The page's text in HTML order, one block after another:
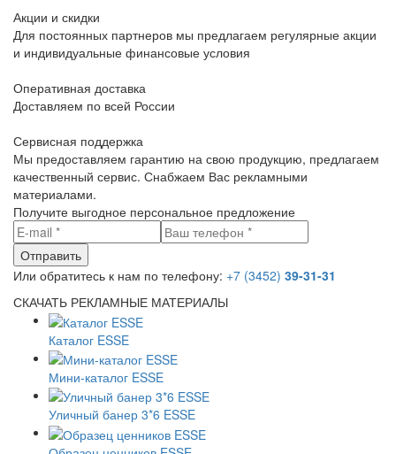
Акции и скидки
Для постоянных партнеров мы предлагаем регулярные акции
и индивидуальные финансовые условия
Оперативная доставка
Доставляем по всей России
Сервисная поддержка
Мы предоставляем гарантию на свою продукцию, предлагаем
качественный сервис. Снабжаем Вас рекламными
материалами.
Получите выгодное персональное предложение
Или обратитесь к нам по телефону: +7 (3452) 39-31-31
СКАЧАТЬ РЕКЛАМНЫЕ МАТЕРИАЛЫ
Каталог ESSE
Мини-каталог ESSE
Уличный банер 3*6 ESSE